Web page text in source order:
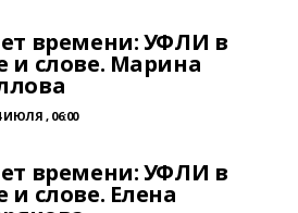
времени: УФЛИ в
и слове. Марина
ИЮЛЯ , 06:00
времени: УФЛИ в
и слове. Елена